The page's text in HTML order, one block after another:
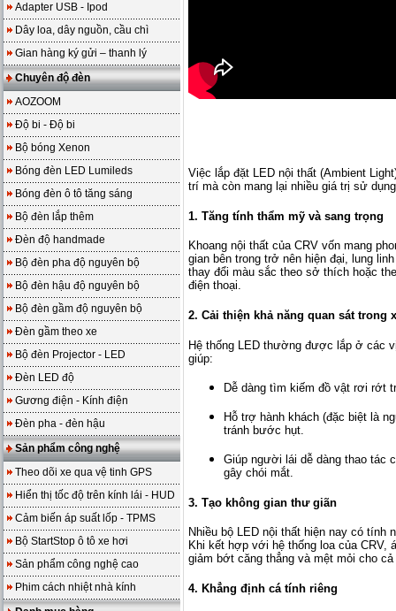
Adapter USB - Ipod
Dây loa, dây nguồn, cầu chì
Gian hàng ký gửi – thanh lý
Chuyên độ đèn
AOZOOM
Độ bi - Độ bi
Bộ bóng Xenon
Bóng đèn LED Lumileds
Bóng đèn ô tô tăng sáng
Bộ đèn lắp thêm
Đèn độ handmade
Bộ đèn pha độ nguyên bộ
Bộ đèn hậu độ nguyên bộ
Bộ đèn gầm độ nguyên bộ
Đèn gầm theo xe
Bộ đèn Projector - LED
Đèn LED độ
Gương điện - Kính điện
Đèn pha - đèn hậu
Sản phẩm công nghệ
Theo dõi xe qua vệ tinh GPS
Hiển thị tốc độ trên kính lái - HUD
Cảm biến áp suất lốp - TPMS
Bộ StartStop ô tô xe hơi
Sản phẩm công nghệ cao
Phim cách nhiệt nhà kính
Việc lắp đặt LED nội thất (Ambient
trí mà còn mang lại nhiều giá trị sử
1. Tăng tính thẩm mỹ và sang trọng
Khoang nội thất của CRV vốn mang
gian bên trong trở nên hiện đại, lung
thay đổi màu sắc theo sở thích hoặc
điện thoại.
2. Cải thiện khả năng quan sát trong
Hệ thống LED thường được lắp ở các
giúp:
Dễ dàng tìm kiếm đồ vật rơi rớt
Hỗ trợ hành khách (đặc biệt là
tránh bước hụt.
Giúp người lái dễ dàng thao tác
gây chói mắt.
3. Tạo không gian thư giãn
Nhiều bộ LED nội thất hiện nay có tính
Khi kết hợp với hệ thống loa của CRV,
giảm bớt căng thẳng và mệt mỏi cho
4. Khẳng định cá tính riêng